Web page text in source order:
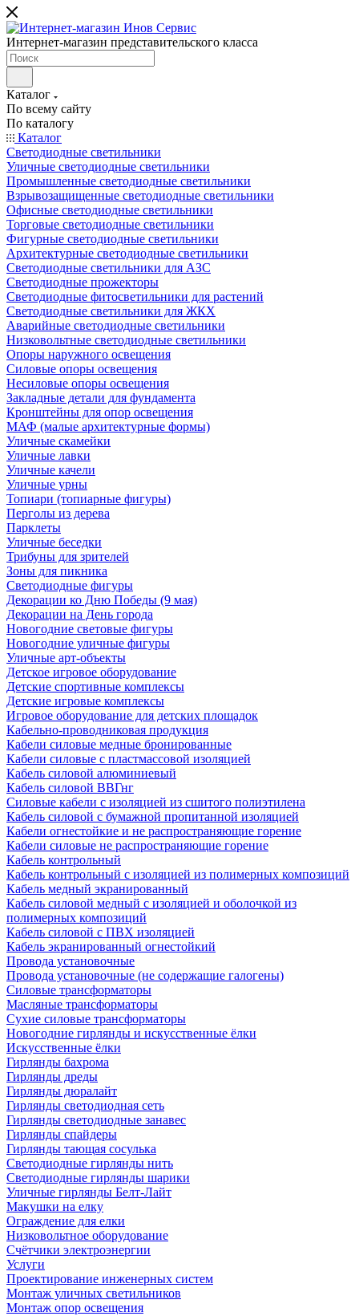
Интернет-магазин представительского класса
Каталог
По всему сайту
По каталогу
Каталог
Светодиодные светильники
Уличные светодиодные светильники
Промышленные светодиодные светильники
Взрывозащищенные светодиодные светильники
Офисные светодиодные светильники
Торговые светодиодные светильники
Фигурные светодиодные светильники
Архитектурные светодиодные светильники
Светодиодные светильники для АЗС
Светодиодные прожекторы
Светодиодные фитосветильники для растений
Светодиодные светильники для ЖКХ
Аварийные светодиодные светильники
Низковольтные светодиодные светильники
Опоры наружного освещения
Силовые опоры освещения
Несиловые опоры освещения
Закладные детали для фундамента
Кронштейны для опор освещения
МАФ (малые архитектурные формы)
Уличные скамейки
Уличные лавки
Уличные качели
Уличные урны
Топиари (топиарные фигуры)
Перголы из дерева
Парклеты
Уличные беседки
Трибуны для зрителей
Зоны для пикника
Светодиодные фигуры
Декорации ко Дню Победы (9 мая)
Декорации на День города
Новогодние световые фигуры
Новогодние уличные фигуры
Уличные арт-объекты
Детское игровое оборудование
Детские спортивные комплексы
Детские игровые комплексы
Игровое оборудование для детских площадок
Кабельно-проводниковая продукция
Кабели силовые медные бронированные
Кабели силовые с пластмассовой изоляцией
Кабель силовой алюминиевый
Кабель силовой ВВГнг
Силовые кабели с изоляцией из сшитого полиэтилена
Кабель силовой с бумажной пропитанной изоляцией
Кабели огнестойкие и не распространяющие горение
Кабели силовые не распространяющие горение
Кабель контрольный
Кабель контрольный с изоляцией из полимерных композиций
Кабель медный экранированный
Кабель силовой медный с изоляцией и оболочкой из
полимерных композиций
Кабель силовой с ПВХ изоляцией
Кабель экранированный огнестойкий
Провода установочные
Провода установочные (не содержащие галогены)
Силовые трансформаторы
Масляные трансформаторы
Сухие силовые трансформаторы
Новогодние гирлянды и искусственные ёлки
Искусственные ёлки
Гирлянды бахрома
Гирлянды дреды
Гирлянды дюралайт
Гирлянды светодиодная сеть
Гирлянды светодиодные занавес
Гирлянды спайдеры
Гирлянды тающая сосулька
Светодиодные гирлянды нить
Светодиодные гирлянды шарики
Уличные гирлянды Белт-Лайт
Макушки на елку
Ограждение для елки
Низковольтное оборудование
Счётчики электроэнергии
Услуги
Проектирование инженерных систем
Монтаж уличных светильников
Монтаж опор освещения